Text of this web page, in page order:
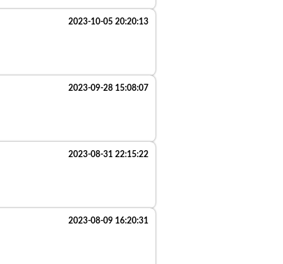
2023-10-05 20:20:13
2023-09-28 15:08:07
2023-08-31 22:15:22
2023-08-09 16:20:31